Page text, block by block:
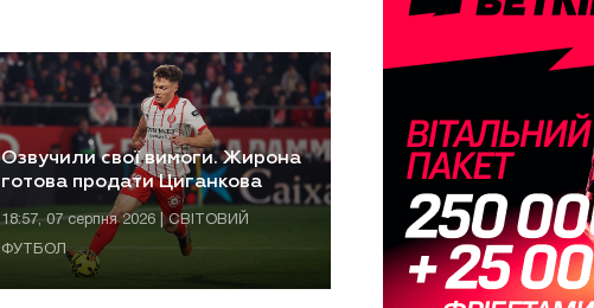
Озвучили свої вимоги. Жирона
готова продати Циганкова
18:57, 07 серпня 2026 | СВІТОВИЙ
ФУТБОЛ